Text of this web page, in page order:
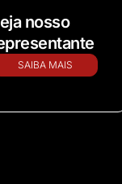
nosso
SAIBA MAIS